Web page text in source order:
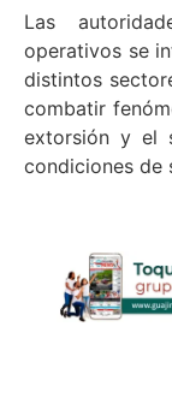
Las
operativos se
distintos
combatir
extorsión y el
condiciones de